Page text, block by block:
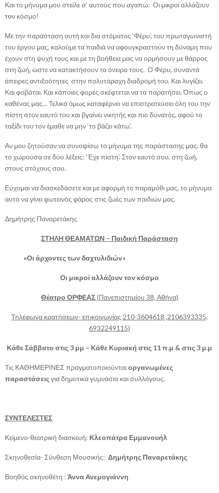
Και το μήνυμα μου στείλε σ’ αυτούς που αγαπώ: Οι μικροί αλλάζουν
τον κόσμο!
Με την παράσταση αυτή και δια στόματος ‘Φέρυ’, του πρωταγωνιστή
του έργου μας, καλούμε τα παιδιά να αφουγκραστούν τη δύναμη που
έχουν στη ψυχή τους και με τη βοήθεια μας να ορμήσουν με θάρρος
στη ζωή, ώστε να κατακτήσουν τα όνειρα τους. Ο Φέρυ, συναντά
άπειρες αντιξοότητες στην πολυτάραχη διαδρομή του. Και λυγίζει.
Και φοβάται. Και κάποιες φορές σκέφτεται να τα παρατήσει. Όπως ο
καθένας μας… Τελικά όμως καταφέρνει να επιστρατεύσει όλη του την
πίστη στον εαυτό του και βγαίνει νικητής και πιο δυνατός, αφού το
ταξίδι του τον έμαθε να μην ‘το βάζει κάτω’.
Αν μου ζητούσαν να συνοψίσω το μήνυμα της παράστασης μας, θα
το χωρούσα σε δύο λέξεις: ‘Έχε πίστη’. Στον εαυτό σου, στη ζωή,
στους στόχους σου.
Εύχομαι να διασκεδάσετε και με αφορμή το παραμύθι μας, το μήνυμα
αυτό να γίνει φωτεινός φάρος στις ζωές των παιδιών μας.
Δημήτρης Παναρετάκης
ΣΤΗΛΗ ΘΕΑΜΑΤΩΝ – Παιδική Παράσταση
«Οι άρχοντες των δαχτυλιδιών»
Οι μικροί αλλάζουν τον κόσμο
Θέατρο ΟΡΦΕΑΣ(Πανεπιστημίου 38, Αθήνα)
Τηλέφωνα κρατήσεων- επικοινωνίας 210-3604618 ,2106393335,
6932249115)
Κάθε Σάββατο στις 3 μμ – Κάθε Κυριακή στις 11 π.μ & στις 3 μ.μ
Τις ΚΑΘΗΜΕΡΙΝΕΣ πραγματοποιούνταιοργανωμένες
παραστάσειςγια δημοτικά γυμνάσια και συλλόγους.
ΣΥΝΤΕΛΕΣΤΕΣ
Κείμενο-θεατρική διασκευή: Κλεοπάτρα Εμμανουήλ
Σκηνοθεσία- Σύνθεση Μουσικής: Δημήτρης Παναρετάκης
Βοηθός σκηνοθέτη : Άννα Ανεμογιάννη